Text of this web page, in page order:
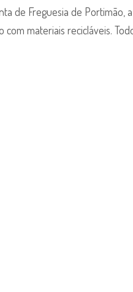
de Freguesia de Portimão,
com materiais recicláveis.